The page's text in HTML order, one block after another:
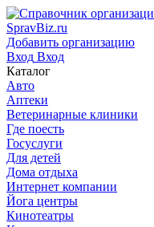
SpravBiz.ru
Добавить организацию
Вход Вход
Каталог
Авто
Аптеки
Ветеринарные клиники
Где поесть
Госуслуги
Для детей
Дома отдыха
Интернет компании
Йога центры
Кинотеатры